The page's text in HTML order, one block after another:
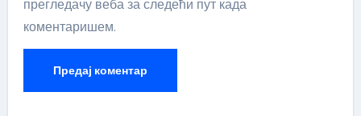
прегледачу веба за следећи пут када
коментаришем.